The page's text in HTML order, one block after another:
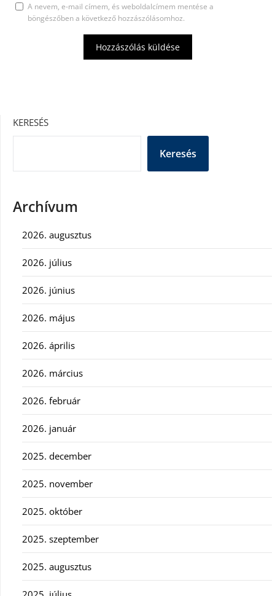
A nevem, e-mail címem, és weboldalcímem mentése a
böngészőben a következő hozzászólásomhoz.
KERESÉS
Keresés
Archívum
2026. augusztus
2026. július
2026. június
2026. május
2026. április
2026. március
2026. február
2026. január
2025. december
2025. november
2025. október
2025. szeptember
2025. augusztus